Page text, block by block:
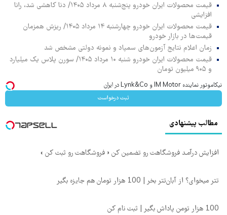
قیمت محصولات ایران خودرو پنج‌شنبه ۸ مرداد ۱۴۰۵/ دنا کاهشی شد، رانا
افزایشی
قیمت محصولات ایران خودرو چهارشنبه ۱۴ مرداد ۱۴۰۵/ ریزش همزمان
قیمت‌ها در بازار خودرو
زمان اعلام نتایج آزمون‌های سمپاد و نمونه دولتی مشخص شد
قیمت محصولات ایران خودرو شنبه ۱۰ مرداد ۱۴۰۵/ سورن پلاس یک میلیارد
و ۹۰۵ میلیون تومان
نیکاموتور نماینده IM Motor و Lynk&Co در ایران
ثبت درخواست
مطالب پیشنهادی
افزایش درآمـد فروشگاهت رو تضمین کن « فروشگاهت رو ثبت کن »
تتر میخوای؟ از آبان‌تتر بخر | 100 هزار تومان هم جایزه بگیر
100 هزار تومن پاداش بگیر | ثبت نام کن